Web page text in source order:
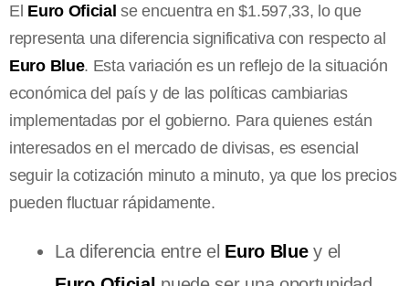
El Euro Oficial se encuentra en $1.597,33, lo que
representa una diferencia significativa con respecto al
Euro Blue. Esta variación es un reflejo de la situación
económica del país y de las políticas cambiarias
implementadas por el gobierno. Para quienes están
interesados en el mercado de divisas, es esencial
seguir la cotización minuto a minuto, ya que los precios
pueden fluctuar rápidamente.
La diferencia entre el Euro Bluey el